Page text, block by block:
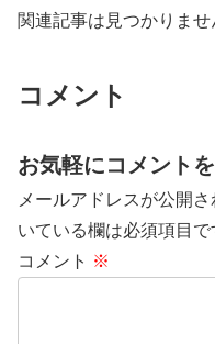
関連記事は見つかりませ
コメント
お気軽にコメント
メールアドレスが公開
いている欄は必須項目で
コメント ※